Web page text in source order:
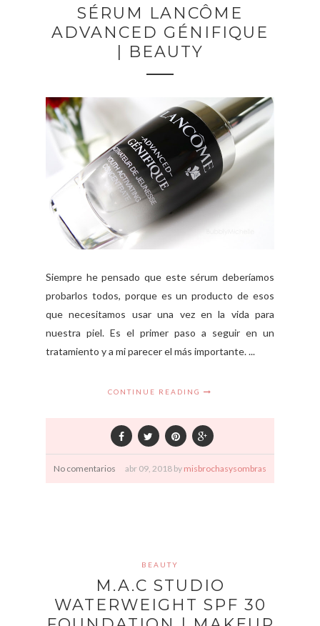
SÉRUM LANCÔME
ADVANCED GÉNIFIQUE
| BEAUTY
Siempre he pensado que este sérum deberíamos
probarlos todos, porque es un producto de esos
que necesitamos usar una vez en la vida para
nuestra piel. Es el primer paso a seguir en un
tratamiento y a mi parecer el más importante. ...
CONTINUE READING
No comentarios abr 09, 2018 by misbrochasysombras
BEAUTY
M.A.C STUDIO
WATERWEIGHT SPF 30